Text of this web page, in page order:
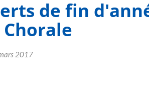
de fin
2017